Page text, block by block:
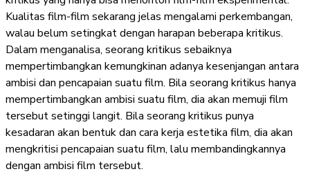
Kualitas film-film sekarang jelas mengalami perkembangan,
walau belum setingkat dengan harapan beberapa kritikus.
Dalam menganalisa, seorang kritikus sebaiknya
mempertimbangkan kemungkinan adanya kesenjangan antara
ambisi dan pencapaian suatu film. Bila seorang kritikus hanya
mempertimbangkan ambisi suatu film, dia akan memuji film
tersebut setinggi langit. Bila seorang kritikus punya
kesadaran akan bentuk dan cara kerja estetika film, dia akan
mengkritisi pencapaian suatu film, lalu membandingkannya
dengan ambisi film tersebut.